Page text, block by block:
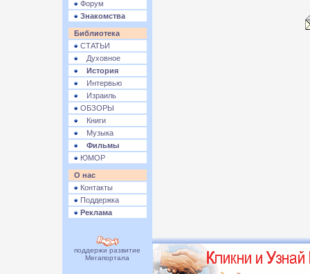
Форум
Знакомства
Библиотека
СТАТЬИ
Духовное
История
Интервью
Израиль
ОБЗОРЫ
Книги
Музыка
Фильмы
ЮМОР
О нас
Контакты
Поддержка
Реклама
поддержи развитие
Мегапортала